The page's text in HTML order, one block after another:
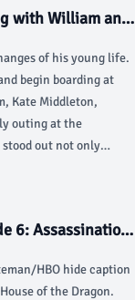
with William and
of his young life.
begin boarding at
Kate Middleton,
outing at the
stood out not only
6: Assassination
HBO hide caption
of the Dragon.